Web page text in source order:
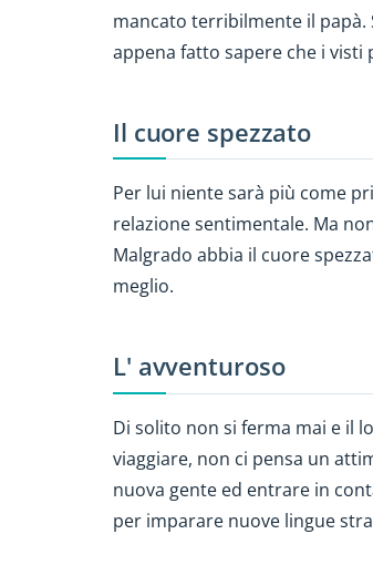
mancato terribilmente il papà.
appena fatto sapere che i
Il cuore spezzato
Per lui niente sarà più come
relazione sentimentale. Ma
Malgrado abbia il cuore
meglio.
L' avventuroso
Di solito non si ferma mai e il
viaggiare, non ci pensa un
nuova gente ed entrare in
per imparare nuove lingue